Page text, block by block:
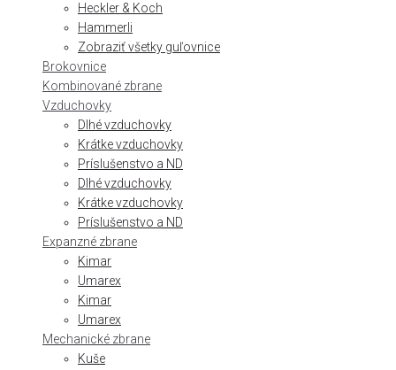
Heckler & Koch
Hammerli
Zobraziť všetky guľovnice
Brokovnice
Kombinované zbrane
Vzduchovky
Dlhé vzduchovky
Krátke vzduchovky
Príslušenstvo a ND
Dlhé vzduchovky
Krátke vzduchovky
Príslušenstvo a ND
Expanzné zbrane
Kimar
Umarex
Kimar
Umarex
Mechanické zbrane
Kuše